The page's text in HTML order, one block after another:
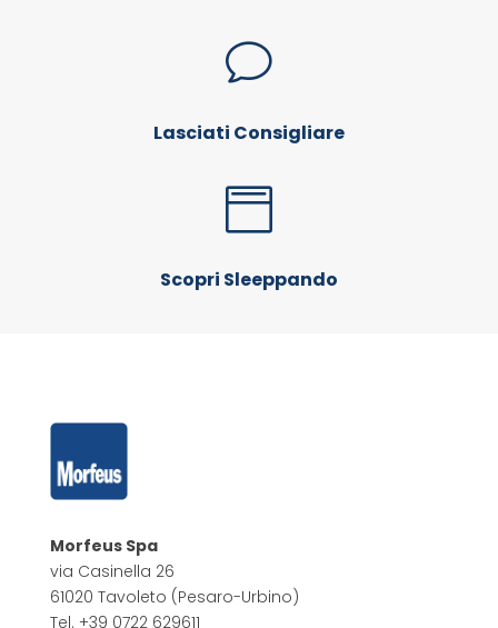
v
Lasciati Consigliare

Scopri Sleeppando
Morfeus Spa
via Casinella 26
61020 Tavoleto (Pesaro-Urbino)
Tel. +39 0722 629611